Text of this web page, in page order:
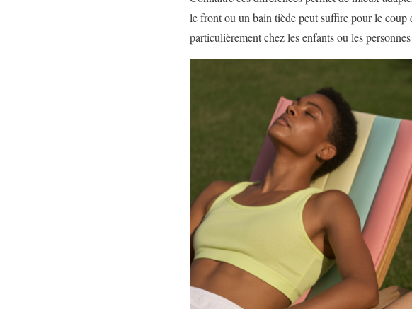
le front ou un bain tiède peut suffire pour le coup
particulièrement chez les enfants ou les personnes